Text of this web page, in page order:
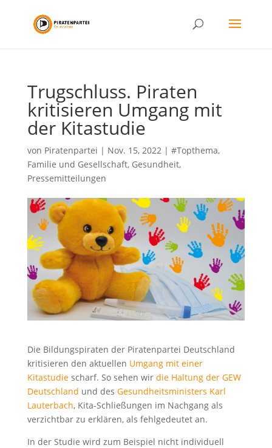
Trugschluss. Piraten
kritisieren Umgang mit
der Kitastudie
von Piratenpartei | Nov. 15, 2022| #Topthema,
Familie und Gesellschaft, Gesundheit,
Pressemitteilungen
Die Bildungspiraten der Piratenpartei Deutschland
kritisieren den aktuellen Umgang mit einer
Kitastudiescharf. So sehen wir die Haltung der GEW
Deutschland und des Gesundheitsministers Karl
Lauterbach, Kita-Schließungen im Nachgang als
verzichtbar zu erklären, als fehlgedeutet an.
In der Studie wird zum Beispiel nicht individuell